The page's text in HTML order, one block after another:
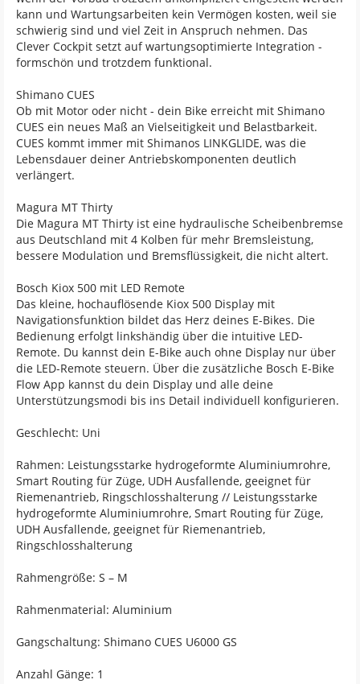
kann und Wartungsarbeiten kein Vermögen kosten, weil sie
schwierig sind und viel Zeit in Anspruch nehmen. Das
Clever Cockpit setzt auf wartungsoptimierte Integration -
formschön und trotzdem funktional.
Shimano CUES
Ob mit Motor oder nicht - dein Bike erreicht mit Shimano
CUES ein neues Maß an Vielseitigkeit und Belastbarkeit.
CUES kommt immer mit Shimanos LINKGLIDE, was die
Lebensdauer deiner Antriebskomponenten deutlich
verlängert.
Magura MT Thirty
Die Magura MT Thirty ist eine hydraulische Scheibenbremse
aus Deutschland mit 4 Kolben für mehr Bremsleistung,
bessere Modulation und Bremsflüssigkeit, die nicht altert.
Bosch Kiox 500 mit LED Remote
Das kleine, hochauflösende Kiox 500 Display mit
Navigationsfunktion bildet das Herz deines E-Bikes. Die
Bedienung erfolgt linkshändig über die intuitive LED-
Remote. Du kannst dein E-Bike auch ohne Display nur über
die LED-Remote steuern. Über die zusätzliche Bosch E-Bike
Flow App kannst du dein Display und alle deine
Unterstützungsmodi bis ins Detail individuell konfigurieren.
Geschlecht: Uni
Rahmen: Leistungsstarke hydrogeformte Aluminiumrohre,
Smart Routing für Züge, UDH Ausfallende, geeignet für
Riemenantrieb, Ringschlosshalterung // Leistungsstarke
hydrogeformte Aluminiumrohre, Smart Routing für Züge,
UDH Ausfallende, geeignet für Riemenantrieb,
Ringschlosshalterung
Rahmengröße: S – M
Rahmenmaterial: Aluminium
Gangschaltung: Shimano CUES U6000 GS
Anzahl Gänge: 1